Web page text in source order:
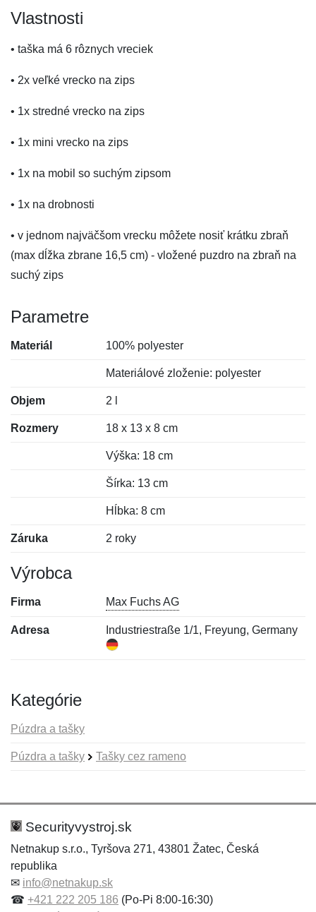
Vlastnosti
• taška má 6 rôznych vreciek
• 2x veľké vrecko na zips
• 1x stredné vrecko na zips
• 1x mini vrecko na zips
• 1x na mobil so suchým zipsom
• 1x na drobnosti
• v jednom najväčšom vrecku môžete nosiť krátku zbraň
(max dĺžka zbrane 16,5 cm) - vložené puzdro na zbraň na
suchý zips
Parametre
Materiál 100% polyester
Materiálové zloženie: polyester
Objem 2 l
Rozmery 18 x 13 x 8 cm
Výška: 18 cm
Šírka: 13 cm
Hĺbka: 8 cm
Záruka 2 roky
Výrobca
Firma Max Fuchs AG
Adresa Industriestraße 1/1, Freyung, Germany
Kategórie
Púzdra a tašky
Púzdra a tašky Tašky cez rameno
Hodnotenie:
Meno:*
Meno:
E-mail:*
Securityvystroj.sk
Netnakup s.r.o., Tyršova 271, 43801 Žatec, Česká
republika
✉ info@netnakup.sk
☎ +421 222 205 186 (Po-Pi 8:00-16:30)